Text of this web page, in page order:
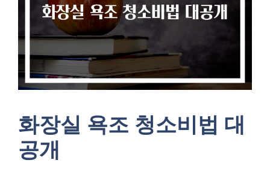
화장실 욕조 청소비법 대
공개